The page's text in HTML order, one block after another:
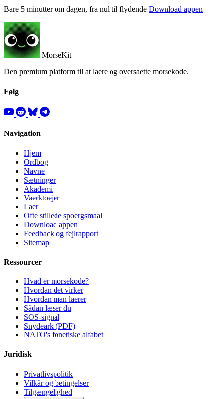
Bare 5 minutter om dagen, fra nul til flydende Download appen
MorseKit
Den premium platform til at laere og oversaette morsekode.
Følg
Navigation
Hjem
Ordbog
Navne
Sætninger
Akademi
Vaerktoejer
Laer
Ofte stillede spoergsmaal
Download appen
Feedback og fejlrapport
Sitemap
Ressourcer
Hvad er morsekode?
Hvordan det virker
Hvordan man laerer
Sådan læser du
SOS-signal
Snydeark (PDF)
NATO's fonetiske alfabet
Juridisk
Privatlivspolitik
Vilkår og betingelser
Tilgængelighed